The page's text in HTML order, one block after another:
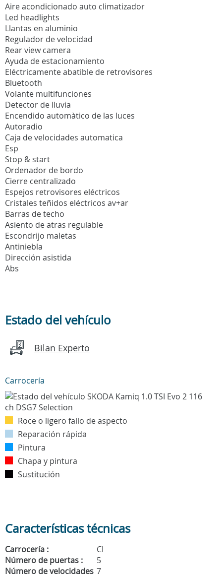
Aire acondicionado auto climatizador
Led headlights
Llantas en aluminio
Regulador de velocidad
Rear view camera
Ayuda de estacionamiento
Eléctricamente abatible de retrovisores
Bluetooth
Volante multifunciones
Detector de lluvia
Encendido automàtico de las luces
Autoradio
Caja de velocidades automatica
Esp
Stop & start
Ordenador de bordo
Cierre centralizado
Espejos retrovisores eléctricos
Cristales teñidos eléctricos av+ar
Barras de techo
Asiento de atras regulable
Escondrijo maletas
Antiniebla
Dirección asistida
Abs
Estado del vehículo
Bilan Experto
Carrocería
Roce o ligero fallo de aspecto
Reparación rápida
Pintura
Chapa y pintura
Sustitución
Características técnicas
Carrocería :
CI
Número de puertas :
5
Número de velocidades 7